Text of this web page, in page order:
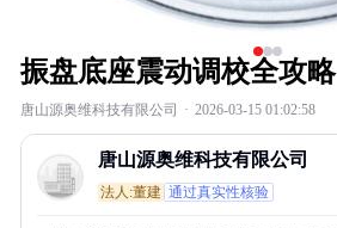
振盘底座震动调校全攻略
唐山源奥维科技有限公司 · 2026-03-15 01:02:58
唐山源奥维科技有限公司
法人:董建 通过真实性核验